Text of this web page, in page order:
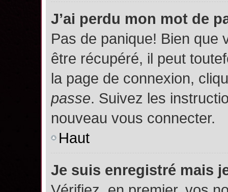
J’ai perdu mon mot de
Pas de panique! Bien que
être récupéré, il peut
la page de connexion,
passe. Suivez les
nouveau vous connecter.
Haut
Je suis enregistré mais